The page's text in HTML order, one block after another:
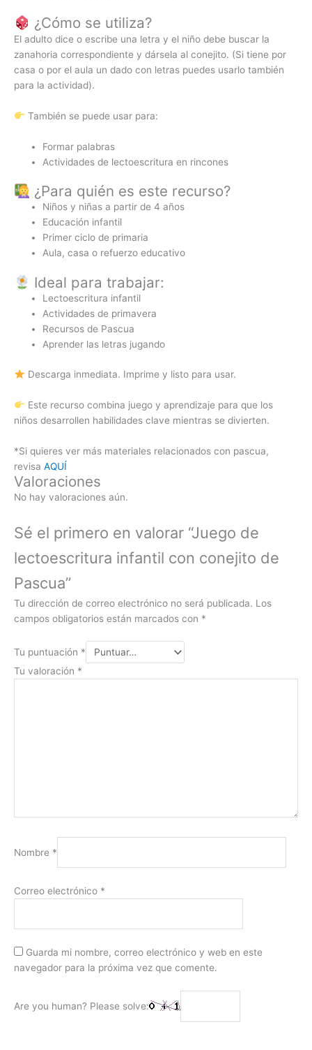
¿Cómo se utiliza?
El adulto dice o escribe una letra y el niño debe buscar la
zanahoria correspondiente y dársela al conejito. (Si tiene por
casa o por el aula un dado con letras puedes usarlo también
para la actividad).
También se puede usar para:
Formar palabras
Actividades de lectoescritura en rincones
¿Para quién es este recurso?
Niños y niñas a partir de 4 años
Educación infantil
Primer ciclo de primaria
Aula, casa o refuerzo educativo
Ideal para trabajar:
Lectoescritura infantil
Actividades de primavera
Recursos de Pascua
Aprender las letras jugando
Descarga inmediata. Imprime y listo para usar.
Este recurso combina juego y aprendizaje para que los
niños desarrollen habilidades clave mientras se divierten.
*Si quieres ver más materiales relacionados con pascua,
revisa AQUÍ
Valoraciones
No hay valoraciones aún.
Sé el primero en valorar “Juego de
lectoescritura infantil con conejito de
Pascua”
Tu dirección de correo electrónico no será publicada. Los
campos obligatorios están marcados con *
Tu puntuación *
Tu valoración *
Nombre *
Correo electrónico *
Guarda mi nombre, correo electrónico y web en este
navegador para la próxima vez que comente.
Are you human? Please solve: